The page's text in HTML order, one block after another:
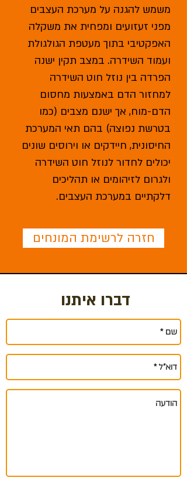
משמש להגנה על‎ מערכת העצבים
מפני זעזועים ומפחית את משקלה
‏ועמוד השידרה. במצב תקין ישנה
הפרדה בין נוזל חוט השידרה
למחזור הדם באמצעות‎ ‏מחסום
הדם-מוח, אך ישנם מצבים (כמו
בטרשת נפוצה) בהם תאי המערכת
‏יכולים לחדור לנוזל חוט השידרה
ולגרום לזיהומים או תהליכים
דלקתיים במערכת העצבים.‎
חזרה לרשימת המונחים
דברו איתנו